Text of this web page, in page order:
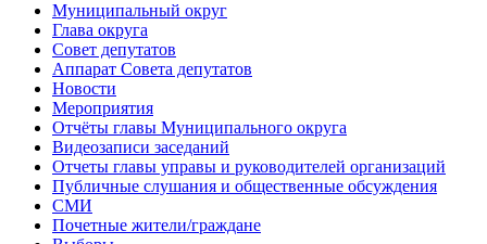
Муниципальный округ
Глава округа
Совет депутатов
Аппарат Совета депутатов
Новости
Мероприятия
Отчёты главы Муниципального округа
Видеозаписи заседаний
Отчеты главы управы и руководителей организаций
Публичные слушания и общественные обсуждения
СМИ
Почетные жители/граждане